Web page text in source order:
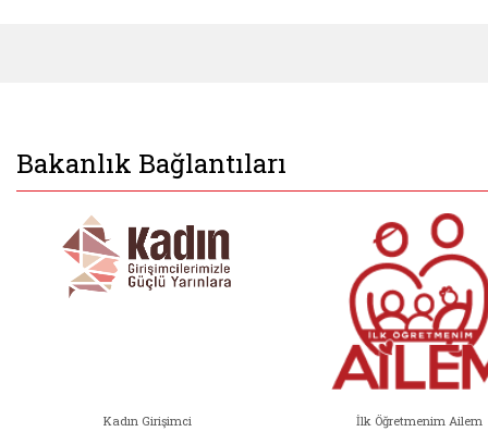
Bakanlık Bağlantıları
Kadın Girişimci İlk Öğretmenim Ailem